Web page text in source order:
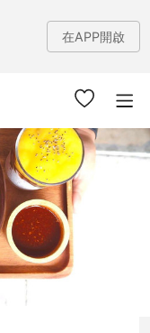
在APP開啟